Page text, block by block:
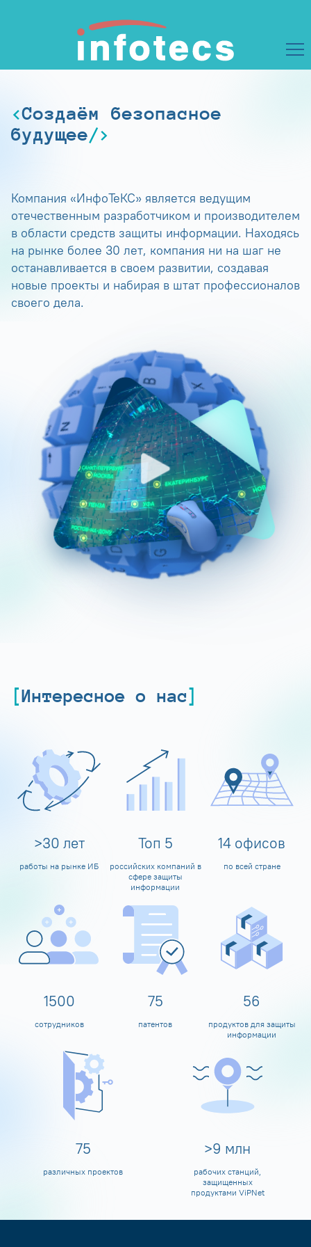
Создаём безопасное
будущее
Компания «ИнфоТеКС» является ведущим
отечественным разработчиком и производителем
в области средств защиты информации. Находясь
на рынке более 30 лет, компания ни на шаг не
останавливается в своем развитии, создавая
новые проекты и набирая в штат профессионалов
своего дела.
Интересное о нас
>30 лет
работы на рынке ИБ
Топ 5
российских компаний в
сфере защиты
информации
14 офисов
по всей стране
1599
сотрудников
80
патентов
60
продуктов для защиты
информации
80
различных проектов
>10 млн
рабочих станций,
защищенных
продуктами ViPNet